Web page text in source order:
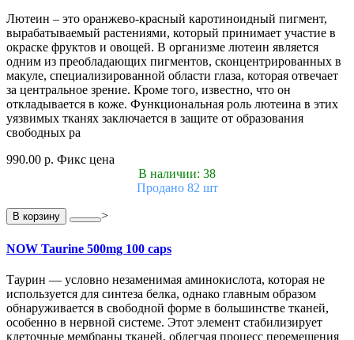
Лютеин – это оранжево-красный каротиноидный пигмент,
вырабатываемый растениями, который принимает участие в
окраске фруктов и овощей. В организме лютеин является
одним из преобладающих пигментов, сконцентрированных в
макуле, специализированной области глаза, которая отвечает
за центральное зрение. Кроме того, известно, что он
откладывается в коже. Функциональная роль лютеина в этих
уязвимых тканях заключается в защите от образования
свободных ра
990.00 р. Фикс цена
В наличии: 38
Продано 82 шт
В корзину >
NOW Taurine 500mg 100 caps
Таурин — условно незаменимая аминокислота, которая не
используется для синтеза белка, однако главным образом
обнаруживается в свободной форме в большинстве тканей,
особенно в нервной системе. Этот элемент стабилизирует
клеточные мембраны тканей, облегчая процесс перемещения